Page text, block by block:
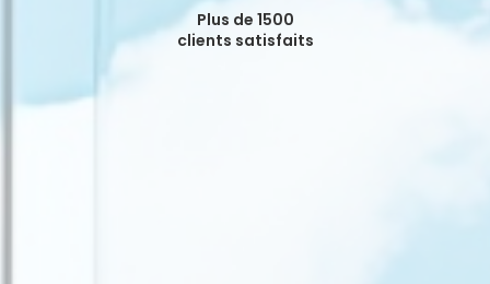
Plus de 1500
clients satisfaits